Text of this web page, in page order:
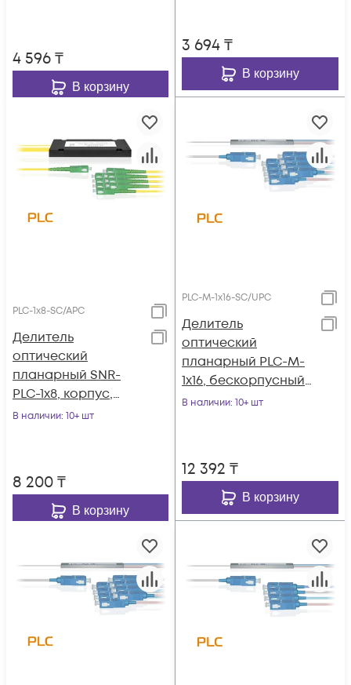
4 596₸
В корзину
3 694₸
В корзину
PLC-1x8-SC/APC
Делитель
оптический
планарный SNR-
PLC-1x8, корпус,
разъемы SC/APC
В наличии: 10+ шт
8 200₸
В корзину
PLC-M-1x16-SC/UPC
Делитель
оптический
планарный PLC-M-
1x16, бескорпусный,
разъемы SC/UPC
В наличии: 10+ шт
12 392 ₸
В корзину